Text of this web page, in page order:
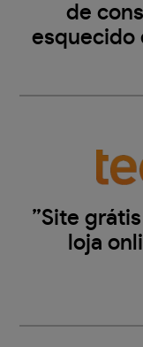
de
esquecido
”Site
loja